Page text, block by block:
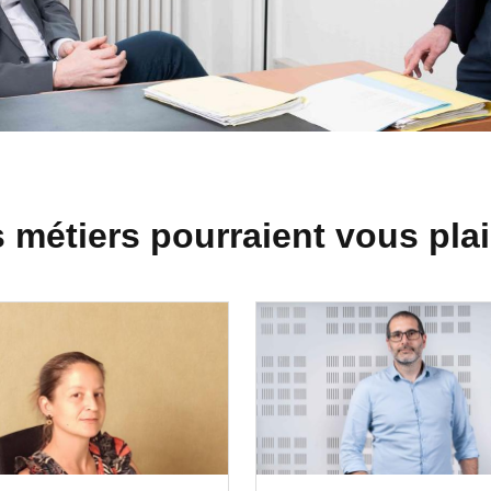
métiers pourraient vous